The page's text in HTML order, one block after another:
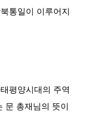
통일이 이루어지
평양시대의 주역
문 총재님의 뜻이